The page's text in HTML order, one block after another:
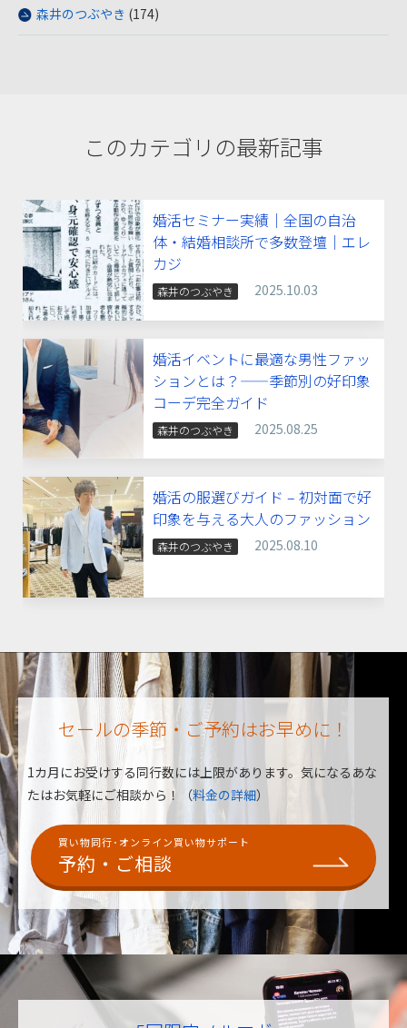
森井のつぶやき (174)
このカテゴリの最新記事
婚活セミナー実績｜全国の自治
体・結婚相談所で多数登壇｜エレ
カジ
森井のつぶやき 2025.10.03
婚活イベントに最適な男性ファッ
ションとは？——季節別の好印象
コーデ完全ガイド
森井のつぶやき 2025.08.25
婚活の服選びガイド – 初対面で好
印象を与える大人のファッション
森井のつぶやき 2025.08.10
セールの季節・ご予約はお早めに！
1カ月にお受けする同行数には上限があります。 気になるあな
たはお気軽にご相談から！（料金の詳細）
買い物同行･オンライン買い物サポート
予約・ご相談